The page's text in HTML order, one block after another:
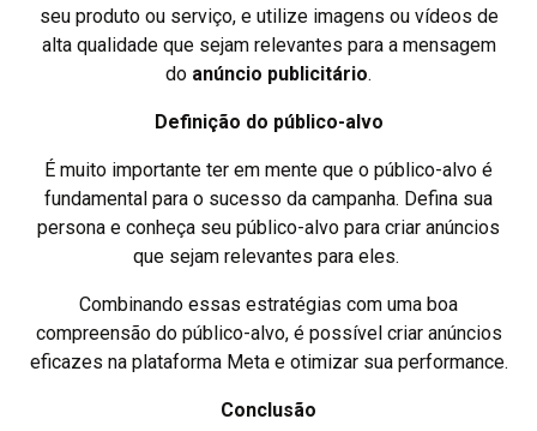
seu produto ou serviço, e utilize imagens ou vídeos de
alta qualidade que sejam relevantes para a mensagem
do anúncio publicitário.
Definição do público-alvo
É muito importante ter em mente que o público-alvo é
fundamental para o sucesso da campanha. Defina sua
persona e conheça seu público-alvo para criar anúncios
que sejam relevantes para eles.
Combinando essas estratégias com uma boa
compreensão do público-alvo, é possível criar anúncios
eficazes na plataforma Meta e otimizar sua performance.
Conclusão